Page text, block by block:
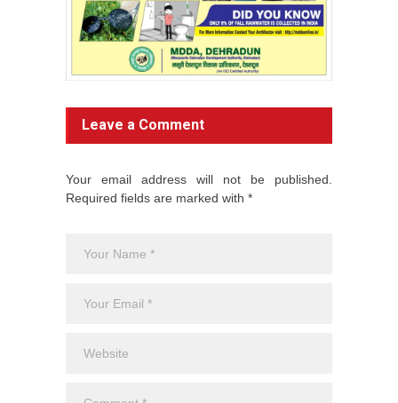
Leave a Comment
Your email address will not be published.
Required fields are marked with *